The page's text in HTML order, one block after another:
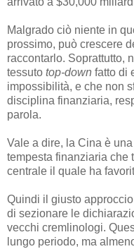
Malgrado ciò niente in
prossimo, può crescere
raccontarlo. Soprattutto,
tessuto top-down fatto di
impossibilità, e che non
disciplina finanziaria,
parola.
Vale a dire, la Cina è
tempesta finanziaria che
centrale il quale ha
Quindi il giusto
di sezionare le
vecchi cremlinologi.
lungo periodo, ma